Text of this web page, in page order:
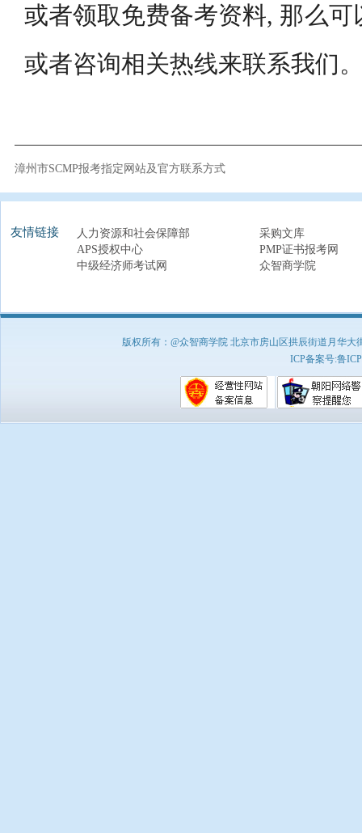
或者领取免费备考资料, 那么
或者咨询相关热线来联系我们
漳州市SCMP报考指定网站及官方联系方式
友情链接 人力资源和社会保障部
采购文库
APS授权中心
PMP证书报考网
中级经济师考试网
众智商学院
版权所有：@众智商学院 北京市房山区拱辰街道月华
ICP备案号:鲁